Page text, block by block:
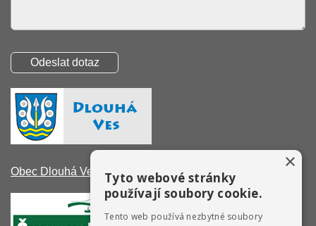
Obec Dlouhá Ves ×
Tyto webové stránky
používají soubory cookie.
Tento web používá nezbytné soubory